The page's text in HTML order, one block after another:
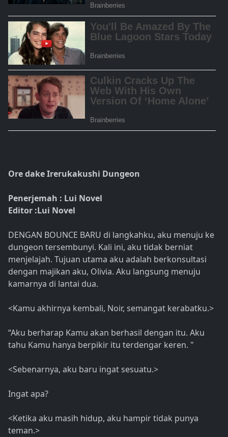
Ore dake Irerukakushi Dungeon
Penerjemah : Lui Novel
Editor :Lui Novel
DENGAN BOUNCE BARU di langkahku, aku menuju ke
dungeon tersembunyi. Kali ini, aku tidak berniat
menjelajah. Tujuan utama aku adalah berkonsultasi
dengan majikan aku, Olivia. Aku langsung menuju
kamarnya di lantai dua.
<Kamu akhirnya kembali, Noir, semangat kerabatku.>
“Aku berharap Kamu akan berhasil dengan itu. Aku
tahu Kamu hanya berpikir itu terdengar keren. "
<Sebenarnya, aku baru ingat sesuatu.>
Ingat apa?
<Ketika aku masih hidup, aku hampir tidak punya
teman.>